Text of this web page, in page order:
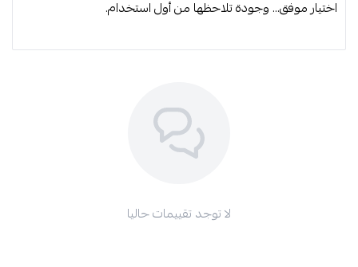
اختيار موفق… وجودة تلاحظها من أول استخدام.
لا توجد تقييمات حاليا